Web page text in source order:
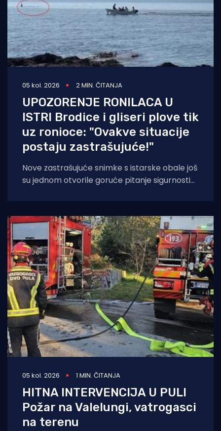
05 kol. 2026 2 MIN. ČITANJA
UPOZORENJE RONILACA U
ISTRI Brodice i gliseri plove tik
uz ronioce: "Ovakve situacije
postaju zastrašujuće!"
Nove zastrašujuće snimke s istarske obale još
su jednom otvorile goruće pitanje sigurnosti
05 kol. 2026 1 MIN. ČITANJA
HITNA INTERVENCIJA U PULI
Požar na Valelungi, vatrogasci
na terenu